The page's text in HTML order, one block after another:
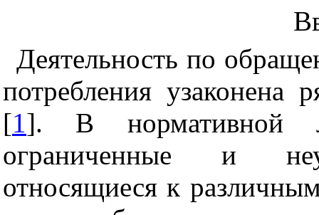
Деятельность по
потребления узаконена
[1]. В нормативной
ограниченные и
относящиеся к